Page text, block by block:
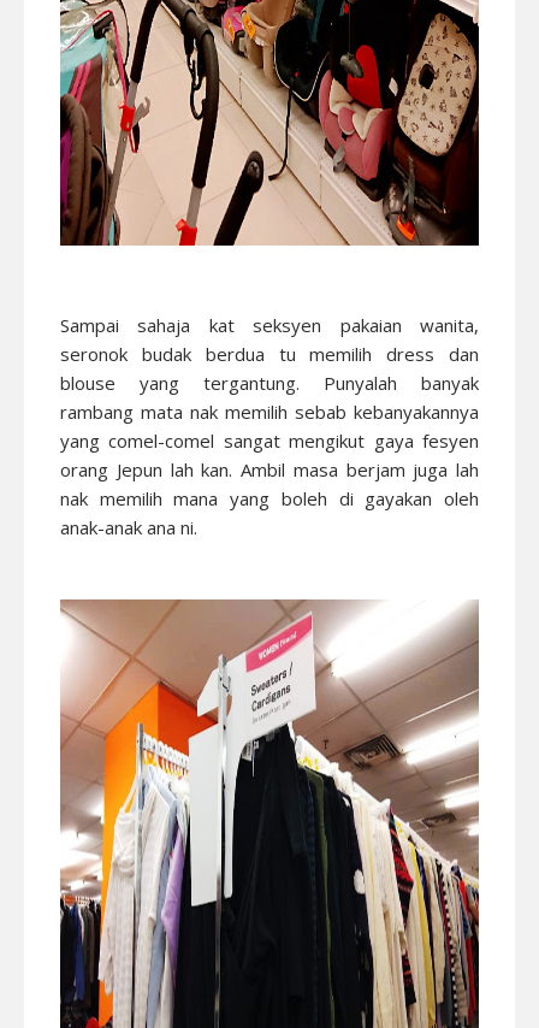
Sampai sahaja kat seksyen pakaian wanita,
seronok budak berdua tu memilih dress dan
blouse yang tergantung. Punyalah banyak
rambang mata nak memilih sebab kebanyakannya
yang comel-comel sangat mengikut gaya fesyen
orang Jepun lah kan. Ambil masa berjam juga lah
nak memilih mana yang boleh di gayakan oleh
anak-anak ana ni.